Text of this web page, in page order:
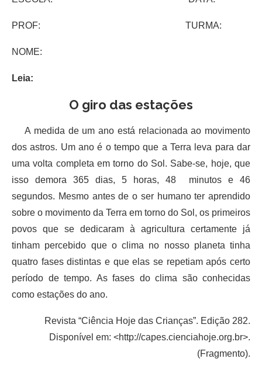
PROF: TURMA:
NOME:
Leia:
O giro das estações
A medida de um ano está relacionada ao movimento
dos astros. Um ano é o tempo que a Terra leva para dar
uma volta completa em torno do Sol. Sabe-se, hoje, que
isso demora 365 dias, 5 horas, 48 minutos e 46
segundos. Mesmo antes de o ser humano ter aprendido
sobre o movimento da Terra em torno do Sol, os primeiros
povos que se dedicaram à agricultura certamente já
tinham percebido que o clima no nosso planeta tinha
quatro fases distintas e que elas se repetiam após certo
período de tempo. As fases do clima são conhecidas
como estações do ano.
Revista “Ciência Hoje das Crianças”. Edição 282.
Disponível em: <http://capes.cienciahoje.org.br>.
(Fragmento).